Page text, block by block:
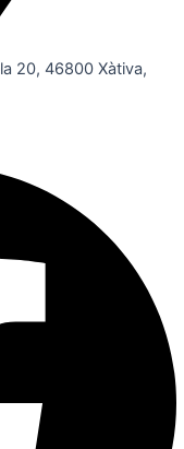
20, 46800 Xàtiva,